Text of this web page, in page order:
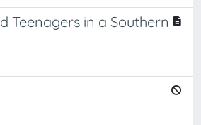
Teenagers in a Southern